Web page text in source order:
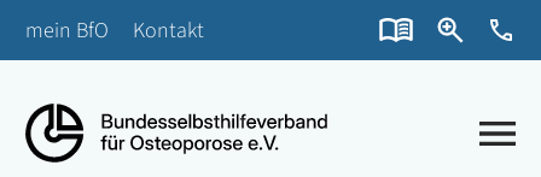
mein BfO Kontakt